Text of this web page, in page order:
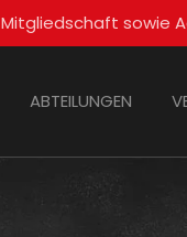
sowie
ABTEILUNGEN